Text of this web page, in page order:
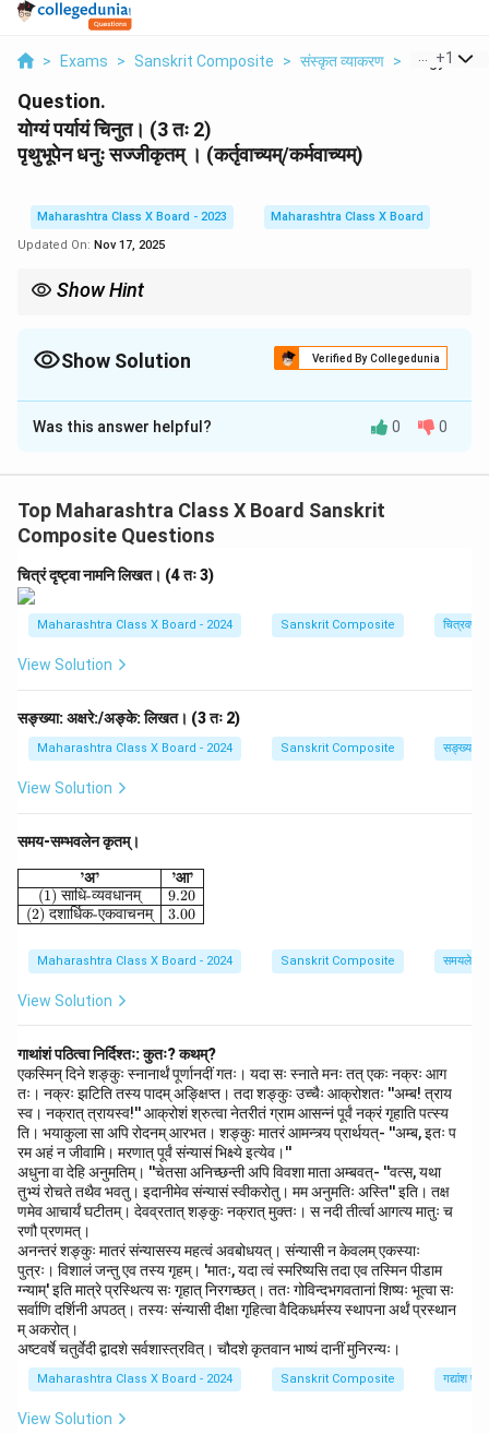
> Exams > Sanskrit Composite > संस्कृत व्याकरण > Yogyam
+1
Question.
योग्यं पर्यायं चिनुत। (3 तः 2)
पृथुभूपेन धनुः सज्जीकृतम् । (कर्तृवाच्यम्/कर्मवाच्यम्)
Maharashtra Class X Board - 2023
Maharashtra Class X Board
Updated On: Nov 17, 2025
Show Hint
∙
∙
क्रियापद
चयनम् क्रियापदं कर्तृपदस्य पुरुषं वचनं च अनुसरति(यथा
विशेषण-चयनम्:विशेषणं लिङ्गं,विभक्तिं,वचनं च अनुसरति
Show Solution Verified By Collegedunia
Solution and Explanation
अस्मिन् वाक्ये कर्ता 'पृथुभूपेन' तृतीया-विभक्तौ अस्ति, कर्म 'धनुः' प्रथमा-
१) कर्मवाच्यस्य (Passive Voice) सूचिका अस्ति। (In this
sentence, the subject 'pṛthubhūpena' is in the 3rd case,
the object 'dhanuḥ' is in the 1st case, and the verb
'sajjīkṛtam' (kta-participle) agrees with the object. This
3-1-1 structure indicates the passive voice.)
Was this answer helpful? 0 0
Top Maharashtra Class X Board Sanskrit
Composite Questions
चित्रं दृष्ट्वा नामनि लिखत। (4 तः 3)
Maharashtra Class X Board - 2024 Sanskrit Composite
View Solution
सङ्ख्या: अक्षरे:/अङ्के: लिखत। (3 तः 2)
Maharashtra Class X Board - 2024 Sanskrit Composite
View Solution
समय-सम्भवलेन कृतम्।
\begin{array}{|c|c|} \hline \textbf{'अ'} & \textbf{'आ'} \\
’अ’
(1) साधि-व्यवधानम्
(2) दशार्धिक-एकवाचनम्
’आ’
9.20
3.00
Maharashtra Class X Board - 2024 Sanskrit Composite
View Solution
गाथांशं पठित्वा निर्दिश्तः: कुतः? कथम्?
एकस्मिन् दिने शङ्कुः स्नानार्थं पूर्णानदीं गतः। यदा सः स्नाते मनः तत् एकः नक्रः आग
तः। नक्रः झटिति तस्य पादम् अङ्क्षिप्त। तदा शङ्कुः उच्चैः आक्रोशतः ''अम्ब! त्राय
स्व। नक्रात् त्रायस्व!'' आक्रोशं श्रुत्वा नेतरीतं ग्राम आसन्नं पूर्वं नक्रं गृहाति पत्स्य
ति। भयाकुला सा अपि रोदनम् आरभत। शङ्कुः मातरं आमन्त्र्य प्रार्थयत्- ''अम्ब, इतः प
रम अहं न जीवामि। मरणात् पूर्वं संन्यासं भिक्ष्ये इत्येव।''
अधुना वा देहि अनुमतिम्। ''चेतसा अनिच्छन्ती अपि विवशा माता अम्बवत्- ''वत्स, यथा
तुभ्यं रोचते तथैव भवतु। इदानीमेव संन्यासं स्वीकरोतु। मम अनुमतिः अस्ति'' इति। तक्ष
णमेव आचार्यं घटीतम्। देवव्रतात् शङ्कुः नक्रात् मुक्तः। स नदी तीर्त्वा आगत्य मातुः च
रणौ प्रणमत्।
अनन्तरं शङ्कुः मातरं संन्यासस्य महत्वं अवबोधयत्। संन्यासी न केवलम् एकस्याः
पुत्रः। विशालं जन्तु एव तस्य गृहम्। 'मातः, यदा त्वं स्मरिष्यसि तदा एव तस्मिन पीडाम
ग्न्याम्' इति मात्रे प्रस्थित्य सः गृहात् निरगच्छत्। ततः गोविन्दभगवतानां शिष्यः भूत्वा सः
सर्वाणि दर्शिनी अपठत्। तस्यः संन्यासी दीक्षा गृहित्वा वैदिकधर्मस्य स्थापना अर्थं प्रस्थान
म् अकरोत्।
अष्टवर्षे चतुर्वेदी द्वादशे सर्वशास्त्रवित्। चौदशे कृतवान भाष्यं दानीं मुनिरन्यः।
Maharashtra Class X Board - 2024 Sanskrit Composite गद्यांश पर
View Solution